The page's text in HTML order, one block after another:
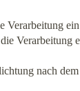
Verarbeitung
nach